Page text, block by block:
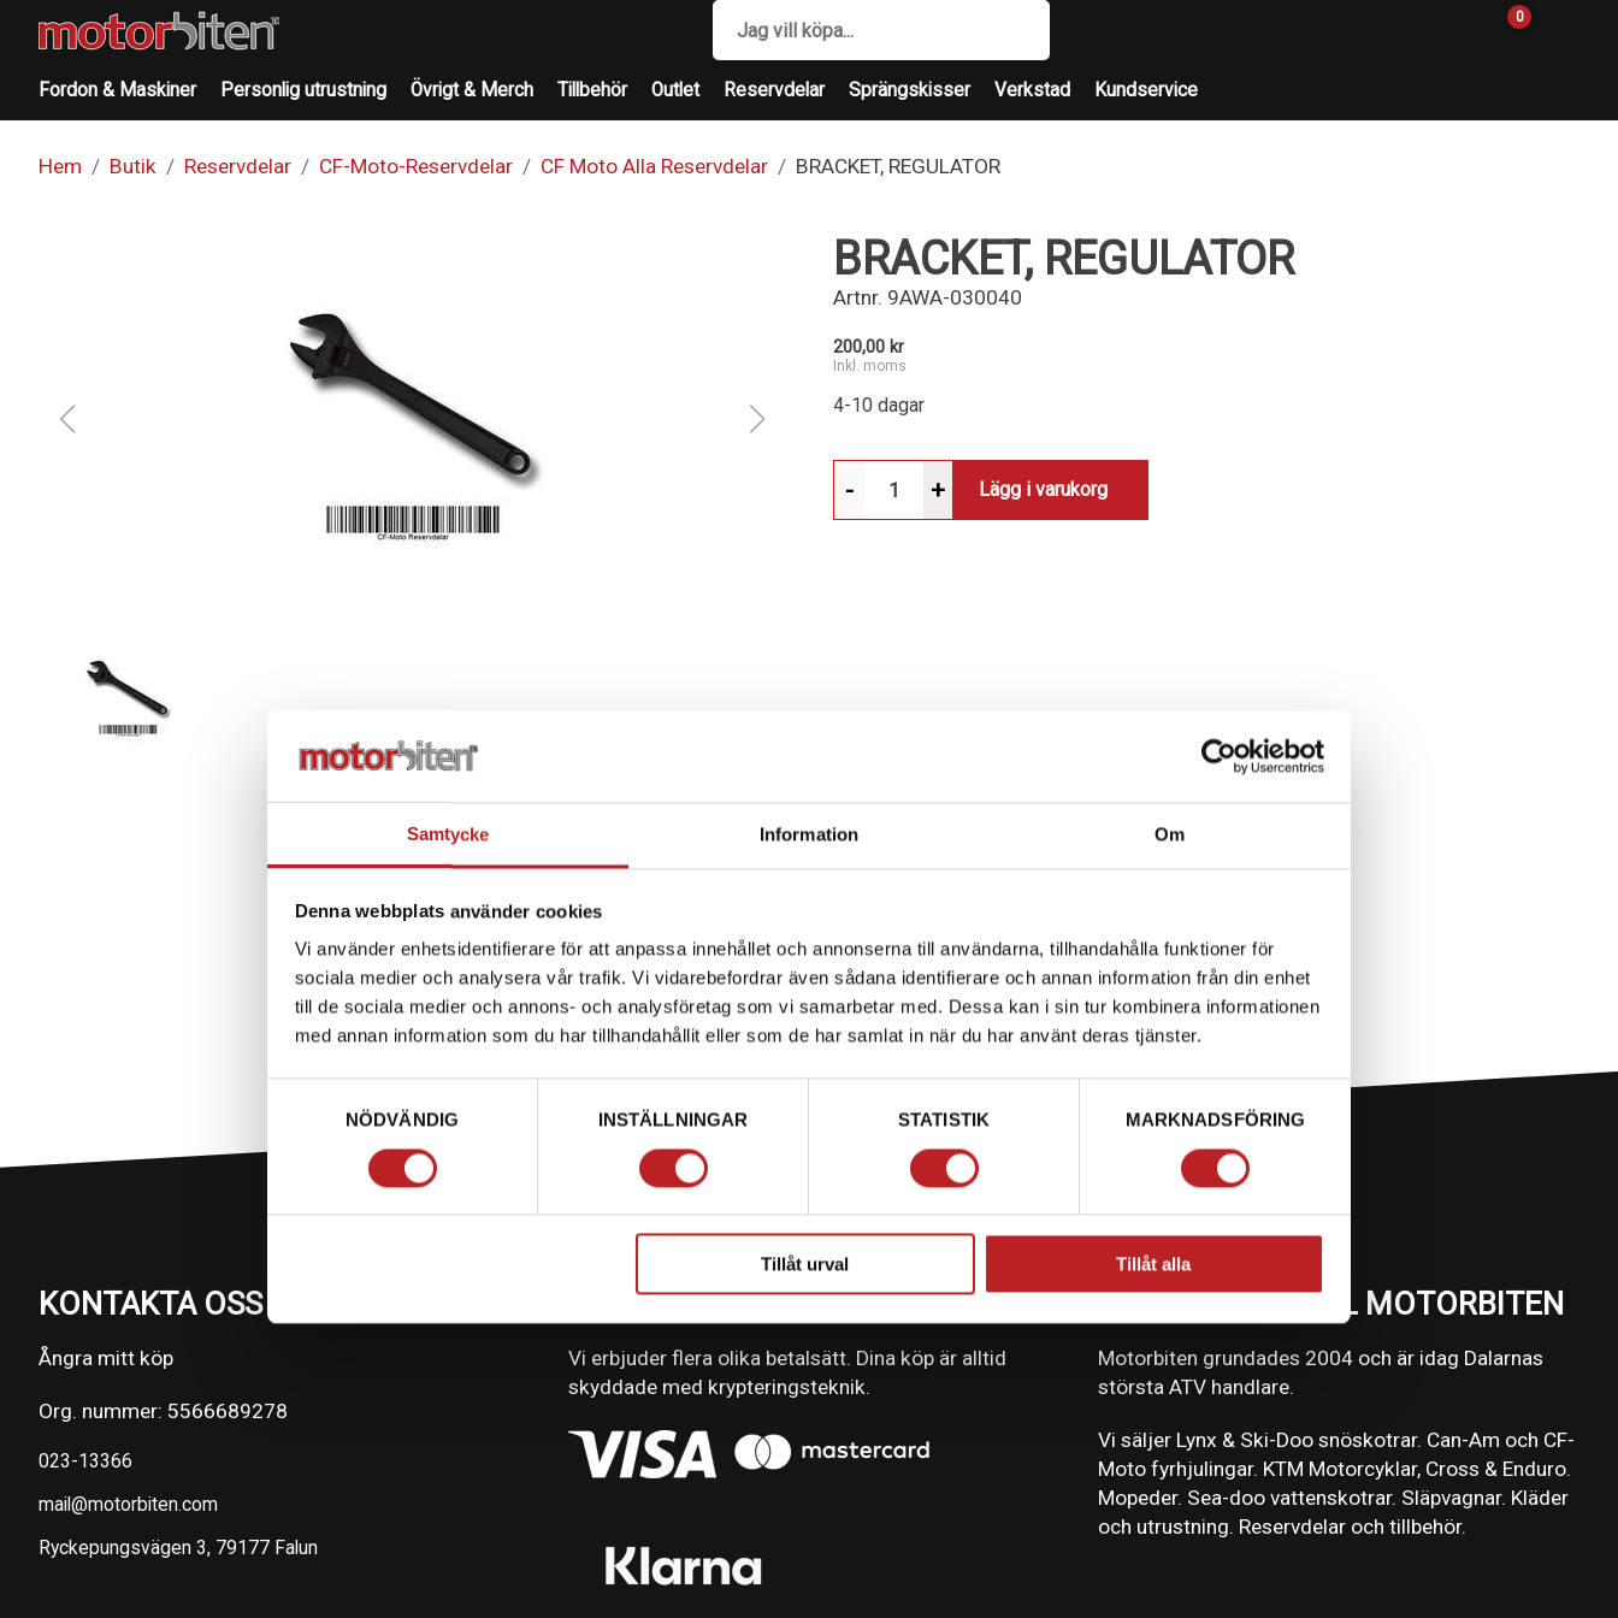
Samtycke Information Om
Denna webbplats använder cookies
Vi använder enhetsidentifierare för att anpassa innehållet och annonserna till användarna, tillhandahålla funktioner för
sociala medier och analysera vår trafik. Vi vidarebefordrar även sådana identifierare och annan information från din enhet
till de sociala medier och annons- och analysföretag som vi samarbetar med. Dessa kan i sin tur kombinera informationen
med annan information som du har tillhandahållit eller som de har samlat in när du har använt deras tjänster.
NÖDVÄNDIG
INSTÄLLNINGAR STATISTIK MARKNADSFÖRING
Tillåt urval Tillåt alla
0
Fordon & Maskiner Personlig utrustning Övrigt & Merch Tillbehör Outlet Reservdelar Sprängskisser Verkstad Kundservice
Hem Butik Reservdelar CF-Moto-Reservdelar CF Moto Alla Reservdelar BRACKET, REGULATOR
BRACKET, REGULATOR
Artnr. 9AWA-030040
200,00 kr
Inkl. moms
4-10 dagar
- + Lägg i varukorg
KONTAKTA OSS PÅ MOTORBITEN
Ångra mitt köp
Org. nummer: 5566689278
023-13366
mail@motorbiten.com
Ryckepungsvägen 3, 79177 Falun
BETALNING
Vi erbjuder flera olika betalsätt. Dina köp är alltid
skyddade med krypteringsteknik.
VÄLKOMMEN TILL MOTORBITEN
Motorbiten grundades 2004 och är idag Dalarnas
största ATV handlare.
Vi säljer Lynx & Ski-Doo snöskotrar. Can-Am och CF-
Moto fyrhjulingar. KTM Motorcyklar, Cross & Enduro.
Mopeder. Sea-doo vattenskotrar. Släpvagnar. Kläder
och utrustning. Reservdelar och tillbehör.